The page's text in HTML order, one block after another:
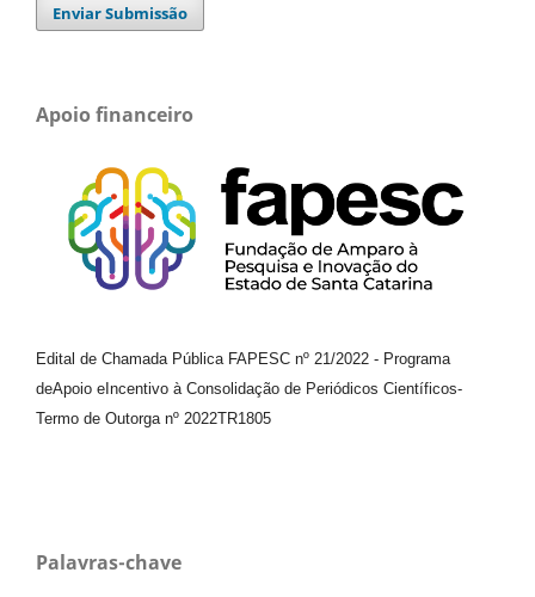
Enviar Submissão
Apoio financeiro
Edital de Chamada Pública FAPESC nº 21/2022 - Programa
deApoio e Incentivo à Consolidação de Periódicos Científicos-
Termo de Outorga nº 2022TR1805
Palavras-chave